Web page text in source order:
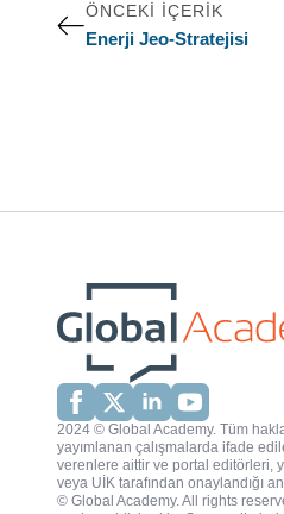
ÖNCEKI İÇERIK
Enerji Jeo-Stratejisi
2024 © Global Academy. Tüm
yayımlanan çalışmalarda ifade
verenlere aittir ve portal editörleri,
veya UİK tarafından onaylandığı
© Global Academy. All rights